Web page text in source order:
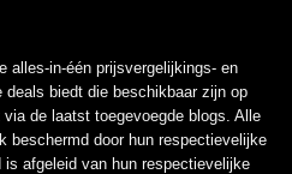
alles-in-één prijsvergelijkings- en
deals biedt die beschikbaar zijn op
de laatst toegevoegde blogs. Alle
beschermd door hun respectievelijke
is afgeleid van hun respectievelijke